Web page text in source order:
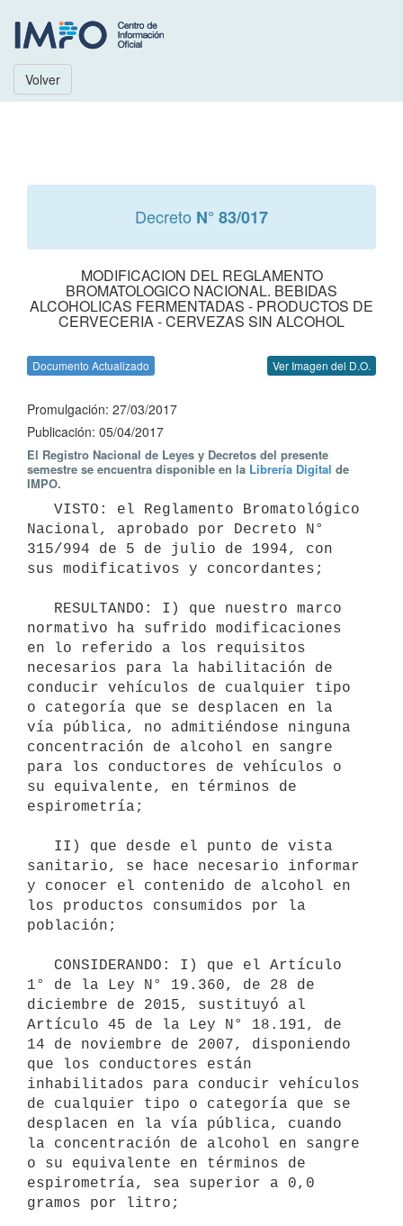
Volver
Decreto N° 83/017
MODIFICACION DEL REGLAMENTO
BROMATOLOGICO NACIONAL. BEBIDAS
ALCOHOLICAS FERMENTADAS - PRODUCTOS DE
CERVECERIA - CERVEZAS SIN ALCOHOL
Documento Actualizado Ver Imagen del D.O.
Promulgación: 27/03/2017
Publicación: 05/04/2017
El Registro Nacional de Leyes y Decretos del presente
semestre se encuentra disponible en la Librería Digital de
IMPO.
Nacional, aprobado por Decreto N°
315/994 de 5 de julio de 1994, con
sus modificativos y concordantes;
normativo ha sufrido modificaciones
en lo referido a los requisitos
necesarios para la habilitación de
conducir vehículos de cualquier tipo
o categoría que se desplacen en la
vía pública, no admitiéndose ninguna
concentración de alcohol en sangre
para los conductores de vehículos o
su equivalente, en términos de
espirometría;
sanitario, se hace necesario informar
y conocer el contenido de alcohol en
los productos consumidos por la
población;
1° de la Ley N° 19.360, de 28 de
diciembre de 2015, sustituyó al
Artículo 45 de la Ley N° 18.191, de
14 de noviembre de 2007, disponiendo
que los conductores están
inhabilitados para conducir vehículos
de cualquier tipo o categoría que se
desplacen en la vía pública, cuando
la concentración de alcohol en sangre
o su equivalente en términos de
espirometría, sea superior a 0,0
gramos por litro;